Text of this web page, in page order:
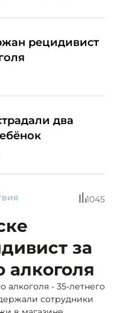
рецидивист
два
1045
за
алкоголя
алкоголя - 35-летнего
сотрудники